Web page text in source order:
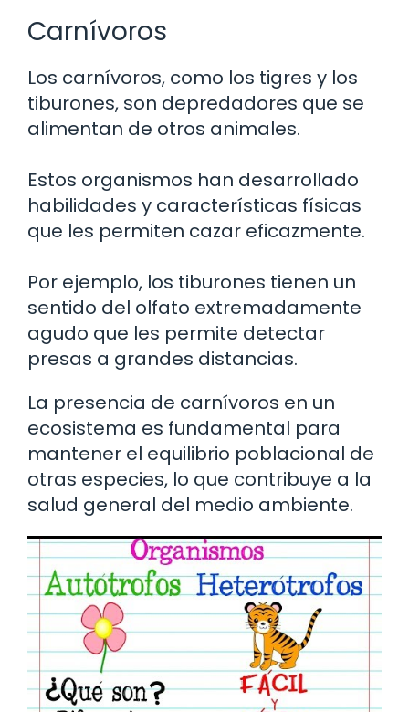
Carnívoros
Los carnívoros, como los tigres y los
tiburones, son depredadores que se
alimentan de otros animales.
Estos organismos han desarrollado
habilidades y características físicas
que les permiten cazar eficazmente.
Por ejemplo, los tiburones tienen un
sentido del olfato extremadamente
agudo que les permite detectar
presas a grandes distancias.
La presencia de carnívoros en un
ecosistema es fundamental para
mantener el equilibrio poblacional de
otras especies, lo que contribuye a la
salud general del medio ambiente.